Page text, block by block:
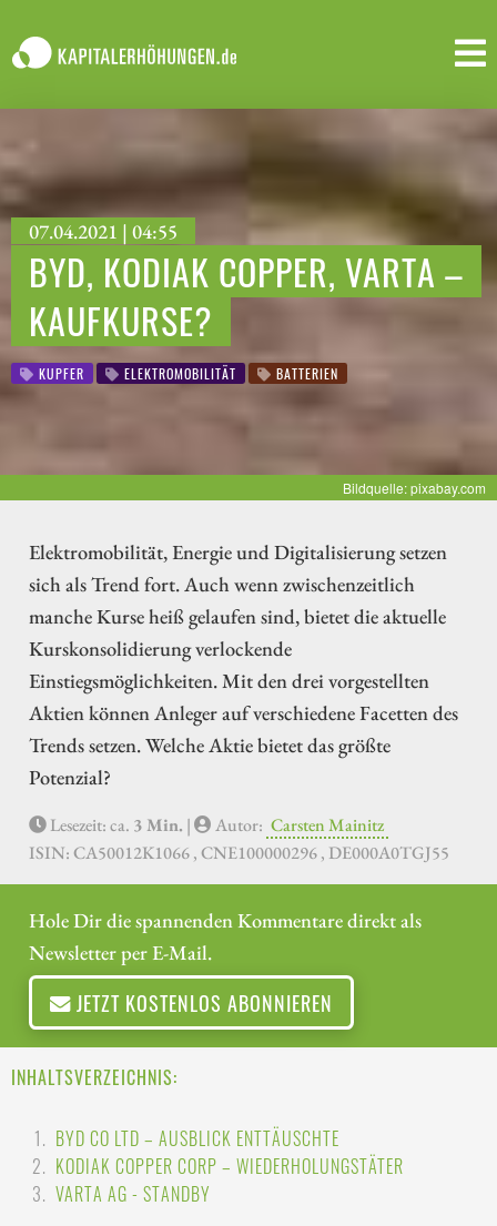
07.04.2021 | 04:55
BYD, KODIAK COPPER, VARTA –
KAUFKURSE?
KUPFER ELEKTROMOBILITÄT BATTERIEN
Bildquelle: pixabay.com
Elektromobilität, Energie und Digitalisierung setzen
sich als Trend fort. Auch wenn zwischenzeitlich
manche Kurse heiß gelaufen sind, bietet die aktuelle
Kurskonsolidierung verlockende
Einstiegsmöglichkeiten. Mit den drei vorgestellten
Aktien können Anleger auf verschiedene Facetten des
Trends setzen. Welche Aktie bietet das größte
Potenzial?
Lesezeit: ca. 3 Min. | Autor: Carsten Mainitz
ISIN: CA50012K1066 , CNE100000296 , DE000A0TGJ55
Hole Dir die spannenden Kommentare direkt als
Newsletter per E-Mail.
JETZT KOSTENLOS ABONNIEREN
INHALTSVERZEICHNIS:
BYD CO LTD – AUSBLICK ENTTÄUSCHTE
KODIAK COPPER CORP – WIEDERHOLUNGSTÄTER
VARTA AG - STANDBY